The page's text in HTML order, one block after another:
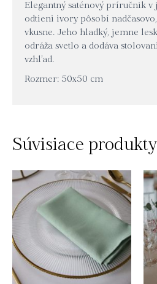
Súvisiace produkty
Elegantný saténový príručnik
odtieni ivory pôsobí
vkusne. Jeho hladký, jemne
odráža svetlo a dodáva
vzhľad.
Rozmer: 50x50 cm